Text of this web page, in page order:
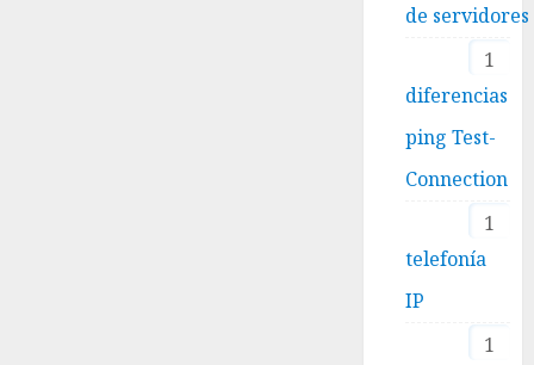
de servidores
1
diferencias
ping Test-
Connection
1
telefonía
IP
1